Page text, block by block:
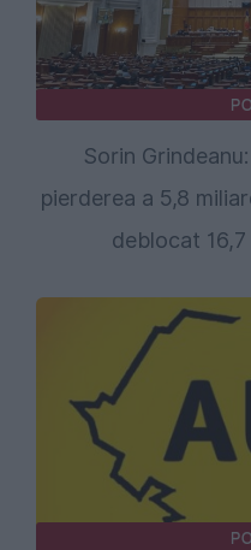
Sorin
pierderea a 5,8
deblocat